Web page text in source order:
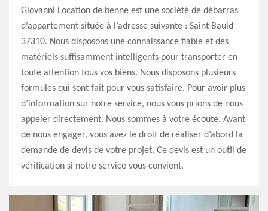
Giovanni Location de benne est une société de débarras
d’appartement située à l’adresse suivante : Saint Bauld
37310. Nous disposons une connaissance fiable et des
matériels suffisamment intelligents pour transporter en
toute attention tous vos biens. Nous disposons plusieurs
formules qui sont fait pour vous satisfaire. Pour avoir plus
d’information sur notre service, nous vous prions de nous
appeler directement. Nous sommes à votre écoute. Avant
de nous engager, vous avez le droit de réaliser d’abord la
demande de devis de votre projet. Ce devis est un outil de
vérification si notre service vous convient.